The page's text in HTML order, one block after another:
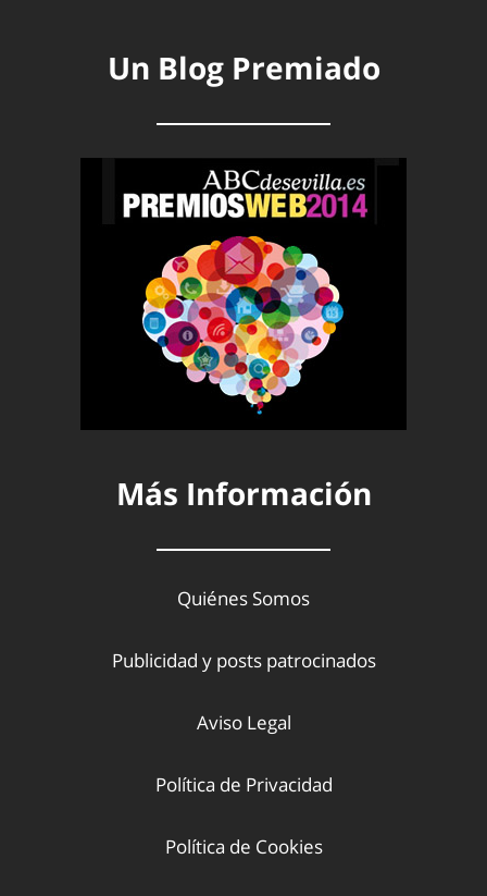
Un Blog Premiado
Más Información
Quiénes Somos
Publicidad y posts patrocinados
Aviso Legal
Política de Privacidad
Política de Cookies